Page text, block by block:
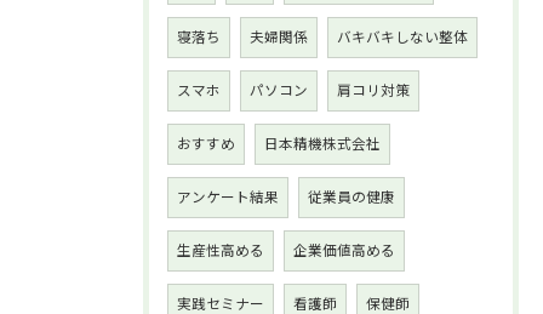
寝落ち 夫婦関係 バキバキしない整体
スマホ パソコン 肩コリ対策
おすすめ 日本精機株式会社
アンケート結果 従業員の健康
生産性高める 企業価値高める
実践セミナー 看護師 保健師